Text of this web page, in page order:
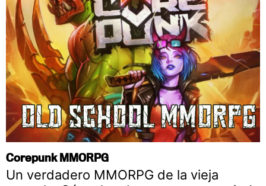
Corepunk MMORPG
Un verdadero MMORPG de la vieja